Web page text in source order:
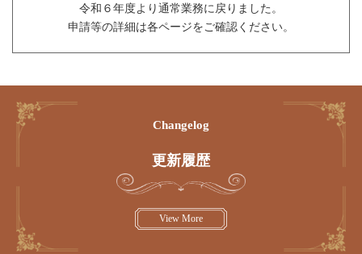
令和６年度より通常業務に戻りました。
申請等の詳細は各ページをご確認ください。
Changelog
更新履歴
View More